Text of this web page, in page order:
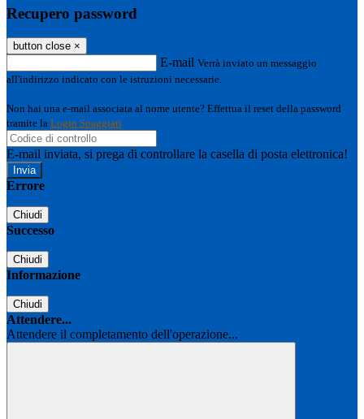
Recupero password
button close ×
E-mail Verrà inviato un messaggio
all'indirizzo indicato con le istruzioni necessarie.
Non hai una e-mail associata al nome utente? Effettua il reset della password
tramite la Login Spaggiari
E-mail inviata, si prega di controllare la casella di posta elettronica!
Errore
Chiudi
Successo
Chiudi
Informazione
Chiudi
Attendere...
Attendere il completamento dell'operazione...